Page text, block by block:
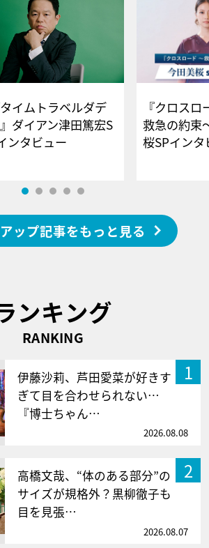
タイムトラベルダデ
ダイアン津田篤宏S
ンタビュー
『クロス
救急の約束
桜SPイ
ップ記事をもっと見る
ンキング
RANKING
1
伊藤沙莉、芦田愛菜が好きす
ぎて目を合わせられない…
『博士ちゃん…
2026.08.08
2
高橋文哉、“体のある部分”の
サイズが規格外？黒柳徹子も
目を見張…
2026.08.07